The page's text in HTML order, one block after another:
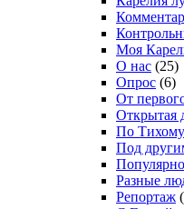
Моя
О нас (25)
Опрос (6)
От
Открытая
По Тихому
Под
Разные
Репортаж